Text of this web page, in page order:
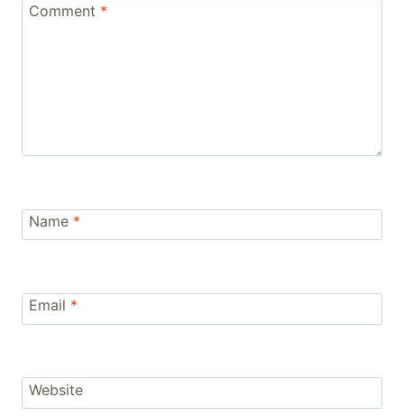
Comment *
Name *
Email *
Website